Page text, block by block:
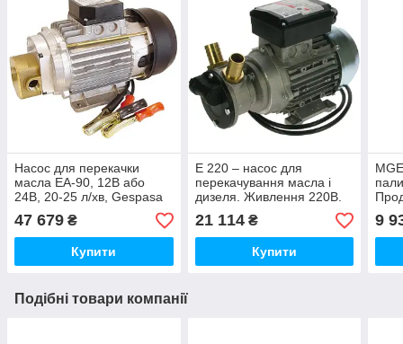
Насос для перекачки
масла EA-90, 12В або
24В, 20-25 л/хв, Gespasa
(Іспанія)
47 679 ₴
Купити
E 220 – насос для
перекачування масла і
дизеля. Живлення 220В.
Продуктивність насоса 28
л/хв.
21 114₴
Купити
9
Подібні товари компанії